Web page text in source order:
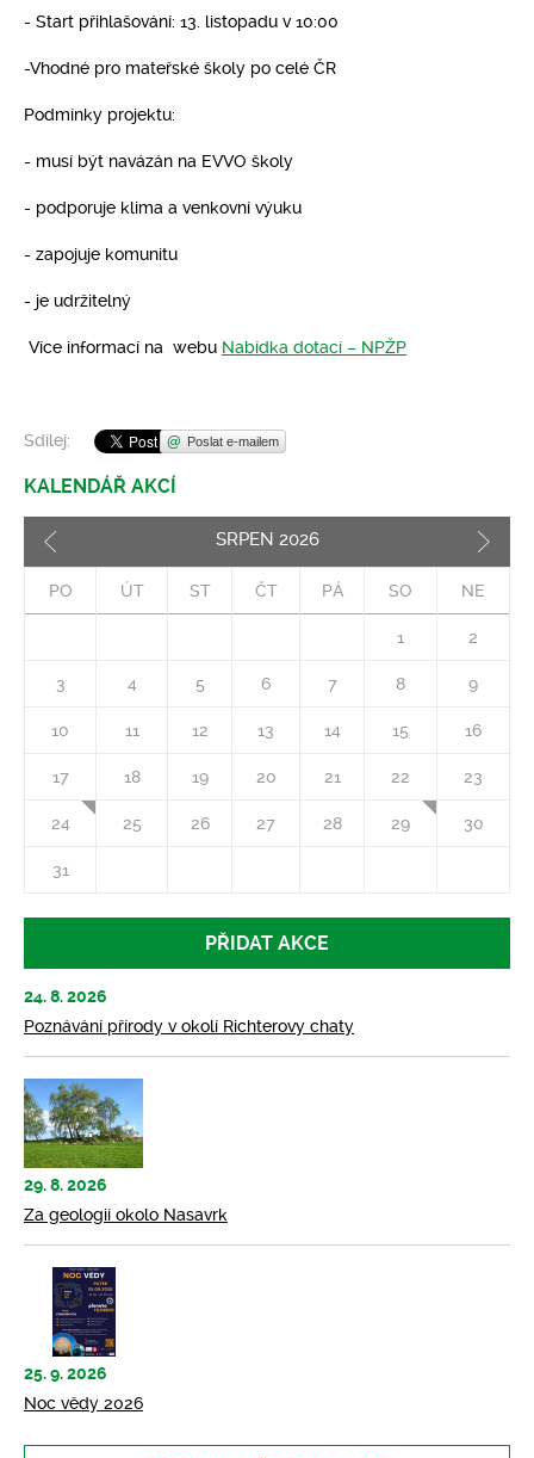
- Start přihlašování: 13. listopadu v 10:00
-Vhodné pro mateřské školy po celé ČR
Podmínky projektu:
- musí být navázán na EVVO školy
- podporuje klima a venkovní výuku
- zapojuje komunitu
- je udržitelný
Více informací na webu Nabídka dotací – NPŽP
Sdílej: Poslat e-mailem
KALENDÁŘ AKCÍ
SRPEN 2026
PO ÚT ST ČT PÁ SO NE
1 2
3 4 5 6 7 8 9
10 11 12 13 14 15 16
17 18 19 20 21 22 23
24 25 26 27 28 29 30
31
PŘIDAT AKCE
24. 8. 2026
Poznávání přírody v okolí Richterovy chaty
29. 8. 2026
Za geologií okolo Nasavrk
25. 9. 2026
Noc vědy 2026